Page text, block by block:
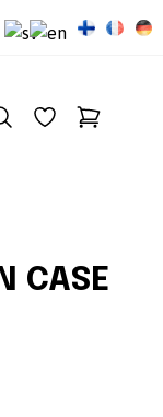
CASE